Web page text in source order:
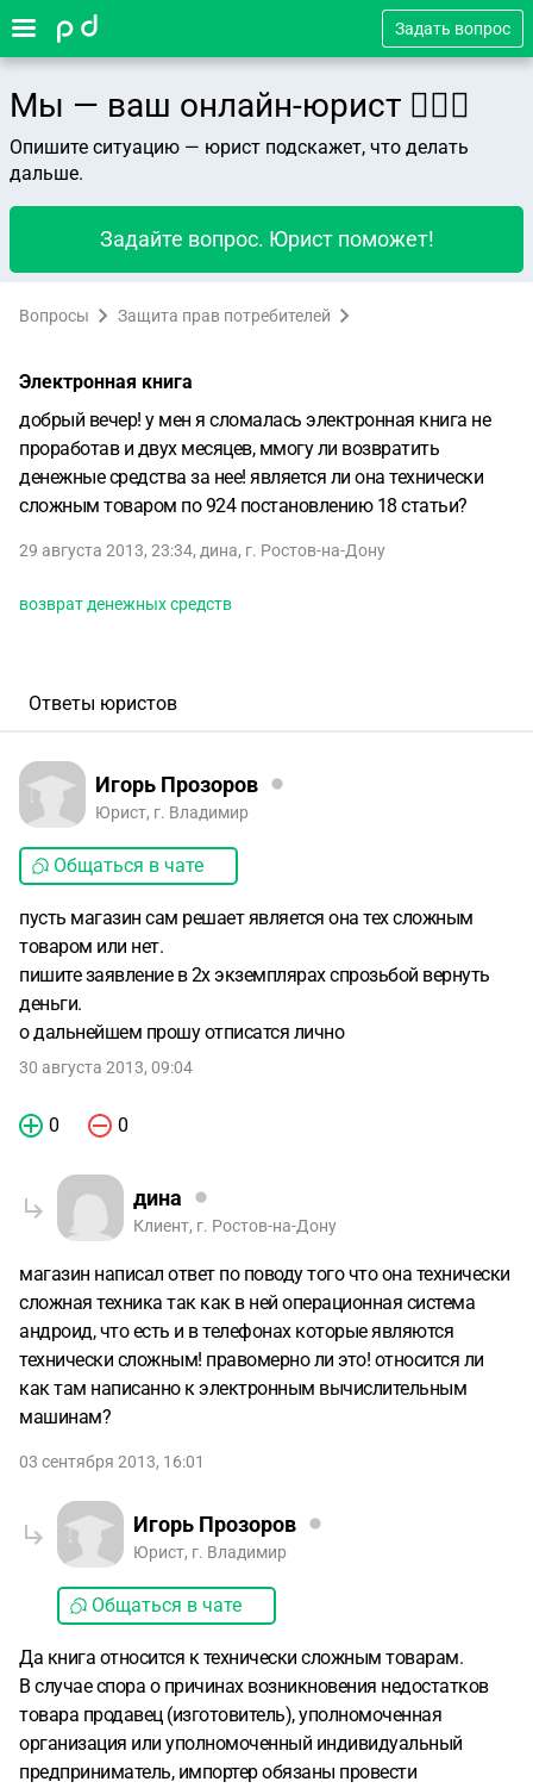
Задать вопрос
Мы — ваш онлайн-юрист 👨🏻‍⚖️
Опишите ситуацию — юрист подскажет, что делать
дальше.
Задайте вопрос. Юрист поможет!
Вопросы Защита прав потребителей
Электронная книга
добрый вечер! у мен я сломалась электронная книга не
проработав и двух месяцев, ммогу ли возвратить
денежные средства за нее! является ли она технически
сложным товаром по 924 постановлению 18 статьи?
29 августа 2013, 23:34, дина, г. Ростов-на-Дону
возврат денежных средств
Ответы юристов
Игорь Прозоров
Юрист, г. Владимир
Общаться в чате
пусть магазин сам решает является она тех сложным
товаром или нет.
пишите заявление в 2х экземплярах спрозьбой вернуть
деньги.
о дальнейшем прошу отписатся лично
30 августа 2013, 09:04
0 0
дина
Клиент, г. Ростов-на-Дону
магазин написал ответ по поводу того что она технически
сложная техника так как в ней операционная система
андроид, что есть и в телефонах которые являются
технически сложным! правомерно ли это! относится ли
как там написанно к электронным вычислительным
машинам?
03 сентября 2013, 16:01
Игорь Прозоров
Юрист, г. Владимир
Общаться в чате
Да книга относится к технически сложным товарам.
В случае спора о причинах возникновения недостатков
товара продавец (изготовитель), уполномоченная
организация или уполномоченный индивидуальный
предприниматель, импортер обязаны провести